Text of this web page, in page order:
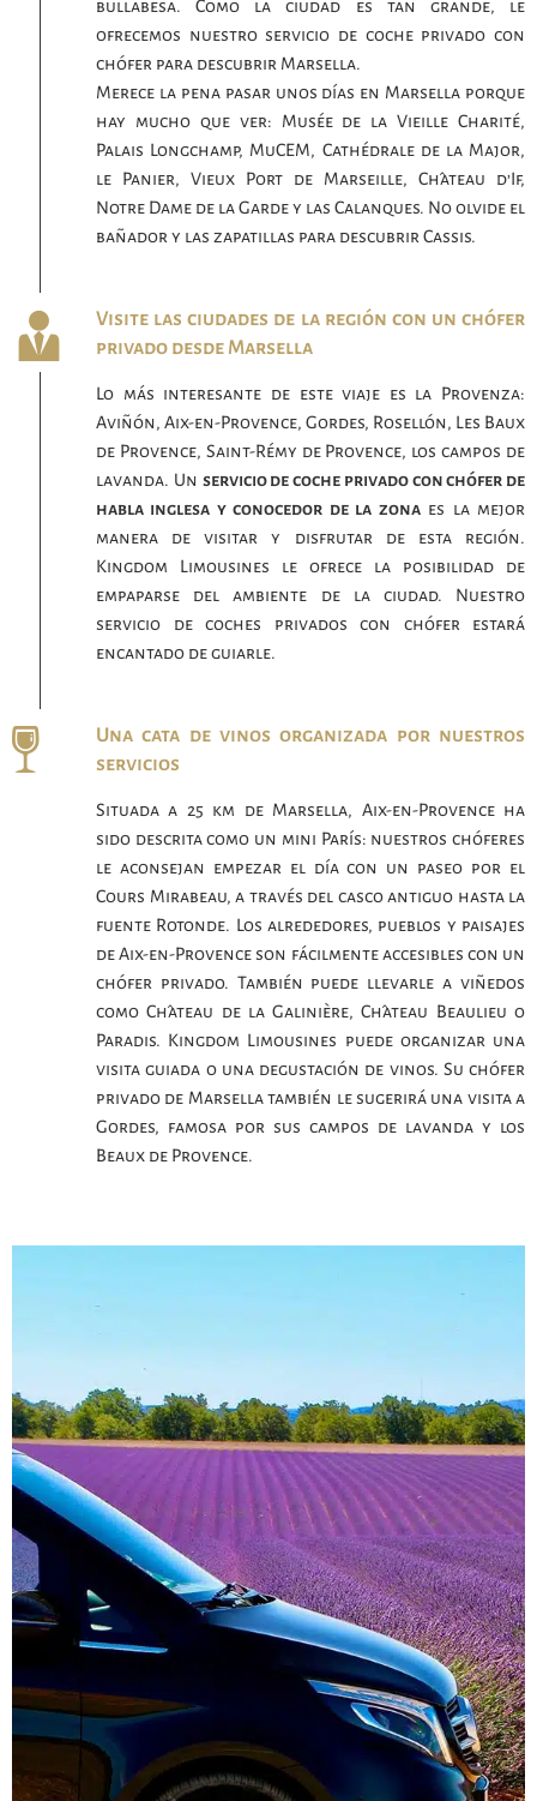
bullabesa. Como la ciudad es tan grande, le
ofrecemos nuestro servicio de coche privado con
chófer para descubrir Marsella.
Merece la pena pasar unos días en Marsella porque
hay mucho que ver: Musée de la Vieille Charité,
Palais Longchamp, MuCEM, Cathédrale de la Major,
le Panier, Vieux Port de Marseille, Château d’If,
Notre Dame de la Garde y las Calanques. No olvide el
bañador y las zapatillas para descubrir Cassis.
Visite las ciudades de la región con un chófer
privado desde Marsella
Lo más interesante de este viaje es la Provenza:
Aviñón, Aix-en-Provence, Gordes, Rosellón, Les Baux
de Provence, Saint-Rémy de Provence, los campos de
lavanda. Un servicio de coche privado con chófer de
habla inglesa y conocedor de la zonaes la mejor
manera de visitar y disfrutar de esta región.
Kingdom Limousines le ofrece la posibilidad de
empaparse del ambiente de la ciudad. Nuestro
servicio de coches privados con chófer estará
encantado de guiarle.
Una cata de vinos organizada por nuestros
servicios
Situada a 25 km de Marsella, Aix-en-Provence ha
sido descrita como un mini París: nuestros chóferes
le aconsejan empezar el día con un paseo por el
Cours Mirabeau, a través del casco antiguo hasta la
fuente Rotonde. Los alrededores, pueblos y paisajes
de Aix-en-Provence son fácilmente accesibles con un
chófer privado. También puede llevarle a viñedos
como Château de la Galinière, Château Beaulieu o
Paradis. Kingdom Limousines puede organizar una
visita guiada o una degustación de vinos. Su chófer
privado de Marsella también le sugerirá una visita a
Gordes, famosa por sus campos de lavanda y los
Beaux de Provence.